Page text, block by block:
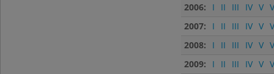
2006:
I II III IV V
2007:
I II III IV V
2008:
I II III IV V
2009:
I II III IV V